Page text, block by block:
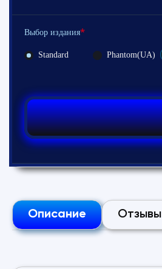
Выбор издания*
Standard Phantom(UA)
Описание Отзывы